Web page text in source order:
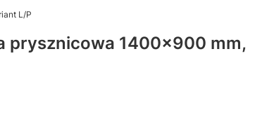
L/P
prysznicowa 1400x900 mm,